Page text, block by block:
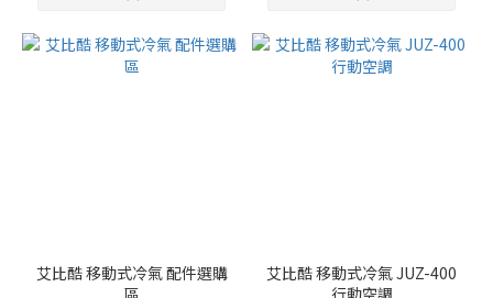
艾比酷 移動式冷氣 配件選購
區
艾比酷 移動式冷氣 JUZ-400
行動空調